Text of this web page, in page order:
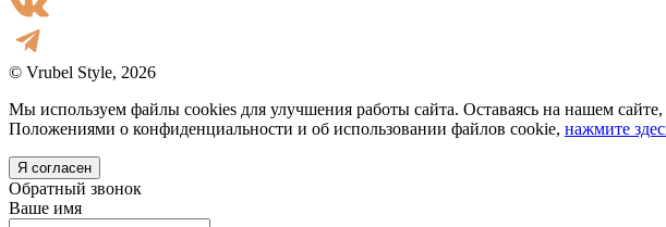
© Vrubel Style, 2026
Мы используем файлы cookies для улучшения работы сайта. Оставаясь на нашем
Положениями о конфиденциальности и об использовании файлов cookie, нажмите
Я согласен
Обратный звонок
Ваше имя